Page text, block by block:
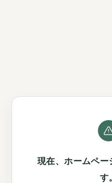
現在、ホームペー
す。